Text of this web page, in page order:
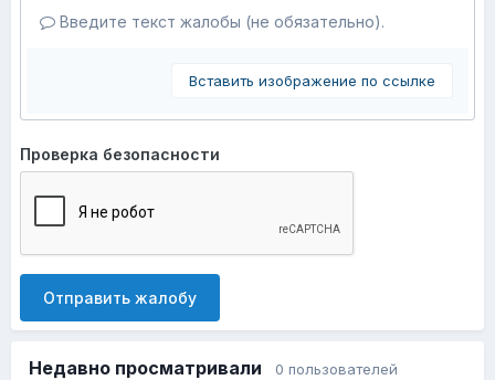
Введите текст жалобы (не обязательно).
Вставить изображение по ссылке
Проверка безопасности
Отправить жалобу
Недавно просматривали 0 пользователей